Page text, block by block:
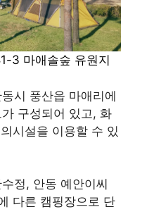
3 마애솔숲 유원지
구성되어 있고, 화
시설을 이용할 수 있